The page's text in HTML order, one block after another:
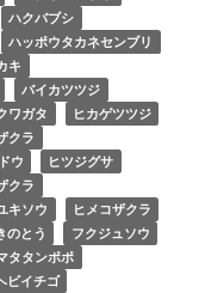
ハクバブシ
ハッポウタカネセンブリ
キ
バイカツツジ
ワガタ
ヒカゲツツジ
クラ
ウ
ヒツジグサ
クラ
キソウ
ヒメコザクラ
のとう
フクジュソウ
タタンポポ
ビイチゴ